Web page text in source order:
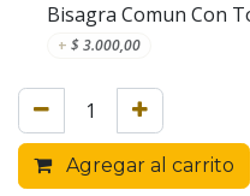
Bisagra Comun Con
+ $3.000,00
Agregar al carrito